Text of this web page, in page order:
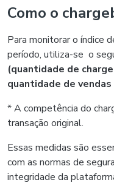
Como o
Para monitorar o índice
período, utiliza-se o
(quantidade de
quantidade de
* A competência do
transação original.
Essas medidas são
com as normas de
integridade da